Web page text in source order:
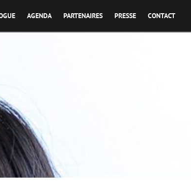
AGENDA PARTENAIRES PRESSE CONTACT
avec Adami et Kissfilms - Nos urgences